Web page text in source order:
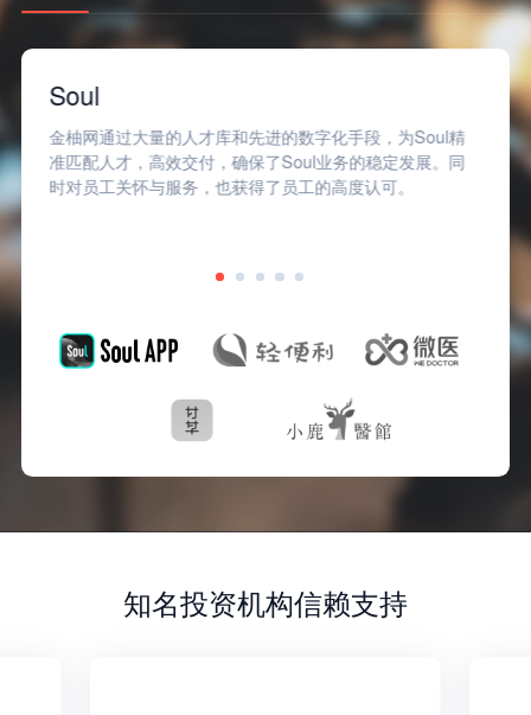
Soul
金柚网通过大量的人才库和先进的数字化手段，为Soul精
准匹配人才，高效交付，确保了Soul业务的稳定发展。同
时对员工关怀与服务，也获得了员工的高度认可。
知名投资机构信赖支持